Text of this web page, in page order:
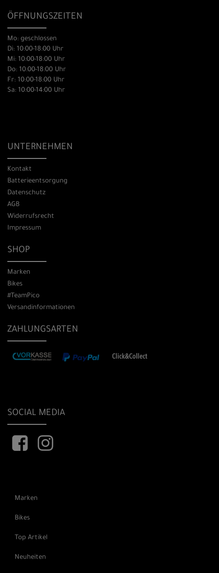
ÖFFNUNGSZEITEN
Mo: geschlossen
Di: 10:00-18:00 Uhr
Mi: 10:00-18:00 Uhr
Do: 10:00-18:00 Uhr
Fr: 10:00-18:00 Uhr
Sa: 10:00-14:00 Uhr
UNTERNEHMEN
Kontakt
Batterieentsorgung
Datenschutz
AGB
Widerrufsrecht
Impressum
SHOP
Marken
Bikes
#TeamPico
Versandinformationen
ZAHLUNGSARTEN
SOCIAL MEDIA
Marken
Bikes
Top Artikel
Neuheiten